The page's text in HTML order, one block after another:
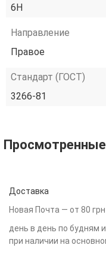
6H
Направление
Правое
Стандарт (ГОСТ)
3266-81
Доставка
Новая Почта — от 80 грн
день в день по будням
при наличии на